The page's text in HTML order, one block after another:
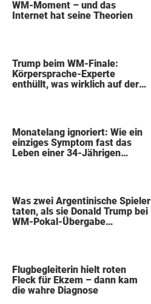
WM-Moment – und das
Internet hat seine Theorien
Trump beim WM-Finale:
Körpersprache-Experte
enthüllt, was wirklich auf der
Monatelang ignoriert: Wie ein
einziges Symptom fast das
Leben einer 34-Jährigen
Was zwei Argentinische Spieler
taten, als sie Donald Trump bei
WM-Pokal-Übergabe
Flugbegleiterin hielt roten
Fleck für Ekzem – dann kam
die wahre Diagnose